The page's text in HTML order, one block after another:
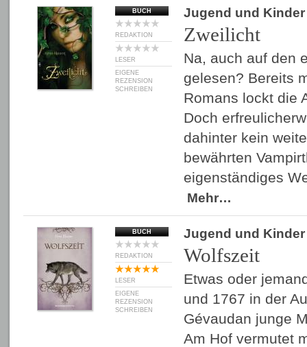
BUCH
REDAKTION
LESER
EIGENE
REZENSION
SCHREIBEN
Jugend und Kinder
Zweilicht
Na, auch auf den
gelesen? Bereits
Romans lockt die
Doch
dahinter kein
bewährten
eigenständiges
Mehr…
BUCH
REDAKTION
LESER
EIGENE
REZENSION
SCHREIBEN
Jugend und Kinder
Wolfszeit
Etwas oder
und 1767 in der
Gévaudan junge
Am Hof vermutet